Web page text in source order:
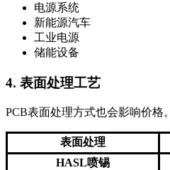
电源系统
新能源汽车
工业电源
储能设备
4. 表面处理工艺
PCB表面处理方式也会影响价格。
表面处理
HASL喷锡